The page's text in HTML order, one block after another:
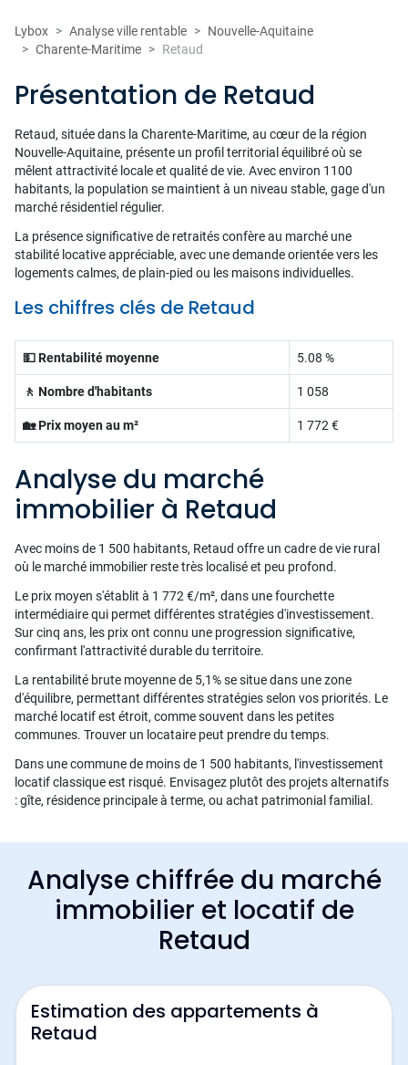
Lybox Analyse ville rentable
Nouvelle-Aquitaine
Charente-Maritime
Retaud
Présentation de Retaud
Retaud, située dans la Charente-Maritime, au cœur de la région
Nouvelle-Aquitaine, présente un profil territorial équilibré où se
mêlent attractivité locale et qualité de vie. Avec environ 1100
habitants, la population se maintient à un niveau stable, gage d'un
marché résidentiel régulier.
La présence significative de retraités confère au marché une
stabilité locative appréciable, avec une demande orientée vers les
logements calmes, de plain-pied ou les maisons individuelles.
Les chiffres clés de Retaud
💵 Rentabilité moyenne 5.08 %
🚶 Nombre d'habitants 1 058
🏡 Prix moyen au m² 1 772 €
Analyse du marché
immobilier à Retaud
Avec moins de 1 500 habitants, Retaud offre un cadre de vie rural
où le marché immobilier reste très localisé et peu profond.
Le prix moyen s'établit à 1 772 €/m², dans une fourchette
intermédiaire qui permet différentes stratégies d'investissement.
Sur cinq ans, les prix ont connu une progression significative,
confirmant l'attractivité durable du territoire.
La rentabilité brute moyenne de 5,1% se situe dans une zone
d'équilibre, permettant différentes stratégies selon vos priorités. Le
marché locatif est étroit, comme souvent dans les petites
communes. Trouver un locataire peut prendre du temps.
Dans une commune de moins de 1 500 habitants, l'investissement
locatif classique est risqué. Envisagez plutôt des projets alternatifs
: gîte, résidence principale à terme, ou achat patrimonial familial.
Analyse chiffrée du marché
immobilier et locatif de
Retaud
Estimation des appartements à
Retaud